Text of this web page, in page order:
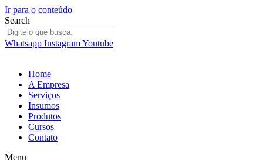
Ir para o conteúdo
Search
Whatsapp InstagramYoutube
Home
A Empresa
Serviços
Insumos
Produtos
Cursos
Contato
Menu